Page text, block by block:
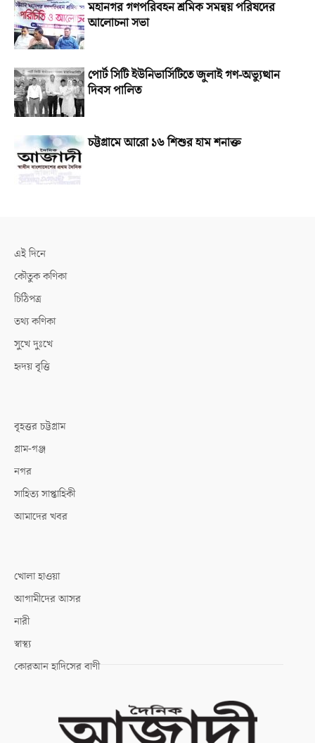
মহানগর গণপরিবহন শ্রমিক সমন্বয় পরিষদের
আলোচনা সভা
পোর্ট সিটি ইউনিভার্সিটিতে জুলাই গণ-অভ্যুত্থান
দিবস পালিত
চট্টগ্রামে আরো ১৬ শিশুর হাম শনাক্ত
এই দিনে
কৌতুক কণিকা
চিঠিপত্র
তথ্য কণিকা
সুখে দুঃখে
হৃদয় বৃত্তি
বৃহত্তর চট্টগ্রাম
গ্রাম-গঞ্জ
নগর
সাহিত্য সাপ্তাহিকী
আমাদের খবর
খোলা হাওয়া
আগামীদের আসর
নারী
স্বাস্থ্য
কোরআন হাদিসের বাণী